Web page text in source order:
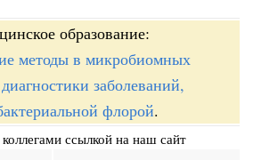
образование:
методы в микробиомных
заболеваний,
флорой.
ссылкой на наш сайт